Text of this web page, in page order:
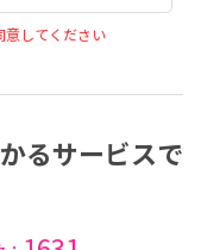
意してください
るサービスで